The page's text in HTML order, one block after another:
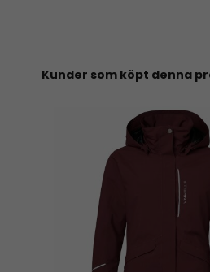
Kunder som köpt denna